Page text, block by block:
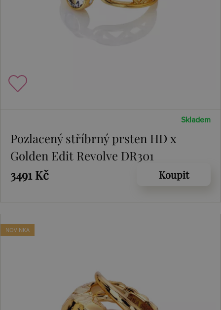
Skladem
Pozlacený stříbrný prsten HD x
Golden Edit Revolve DR301
3491 Kč
Koupit
NOVINKA